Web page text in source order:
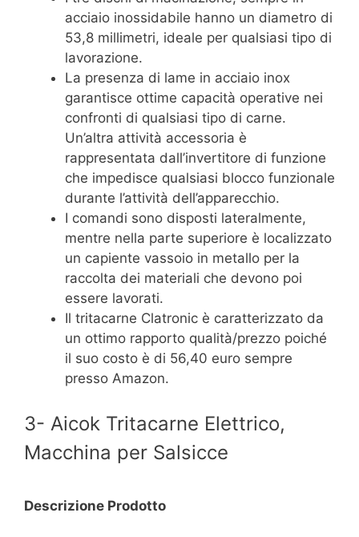
acciaio inossidabile hanno un diametro di
53,8 millimetri, ideale per qualsiasi tipo di
lavorazione.
La presenza di lame in acciaio inox
garantisce ottime capacità operative nei
confronti di qualsiasi tipo di carne.
Un’altra attività accessoria è
rappresentata dall’invertitore di funzione
che impedisce qualsiasi blocco funzionale
durante l’attività dell’apparecchio.
I comandi sono disposti lateralmente,
mentre nella parte superiore è localizzato
un capiente vassoio in metallo per la
raccolta dei materiali che devono poi
essere lavorati.
Il tritacarne Clatronic è caratterizzato da
un ottimo rapporto qualità/prezzo poiché
il suo costo è di 56,40 euro sempre
presso Amazon.
3- Aicok Tritacarne Elettrico,
Macchina per Salsicce
Descrizione Prodotto